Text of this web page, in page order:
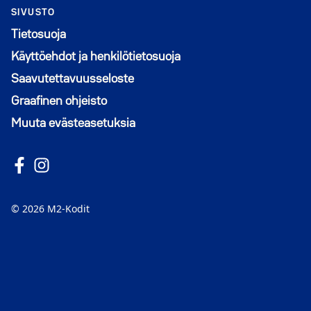
löydä uusi kotisi
SIVUSTO
Tietosuoja
Käyttöehdot ja henkilötietosuoja
Saavutettavuusseloste
Graafinen ohjeisto
Muuta evästeasetuksia
Seuraa meitä Facebookissa
Avautuu uuteen ikkunaan
Seuraa Instagramissa
Avautuu uuteen ikkunaan
© 2026 M2-Kodit